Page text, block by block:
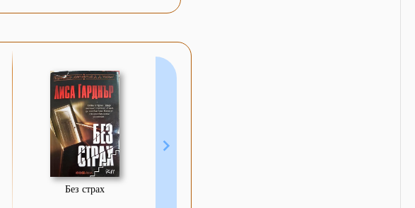
Без страх